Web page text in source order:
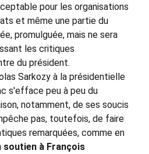
pour les organisations
et même une partie du
promulguée, mais ne sera
les critiques
du président.
Sarkozy à la présidentielle
s'efface peu à peu du
notamment, de ses soucis
pas, toutefois, de faire
remarquées, comme en
soutien à François